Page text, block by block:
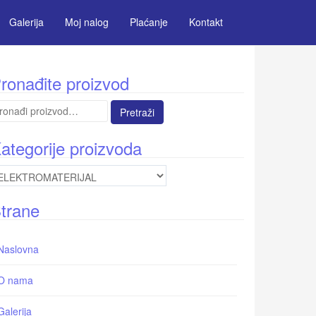
Galerija Moj nalog Plaćanje Kontakt
proizvod
proizvoda
nama